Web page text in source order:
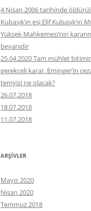
4 Nisan 2006 tarihinde
Kubaşık’ın eşi Elif Kubaşık’ın
Yüksek Mahkemesi’nin
beyanıdır
25.04.2020 Tam mühlet
gerekçeli karar. Eminger’in
temyizi ne olacak?
26.07.2018
18.07.2018
11.07.2018
ARŞIVLER
Mayıs 2020
Nisan 2020
Temmuz 2018